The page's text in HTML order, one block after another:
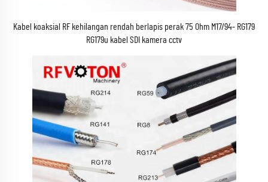
Kabel koaksial RF kehilangan rendah berlapis perak 75 Ohm M17/94- RG179
RG179u kabel SDI kamera cctv